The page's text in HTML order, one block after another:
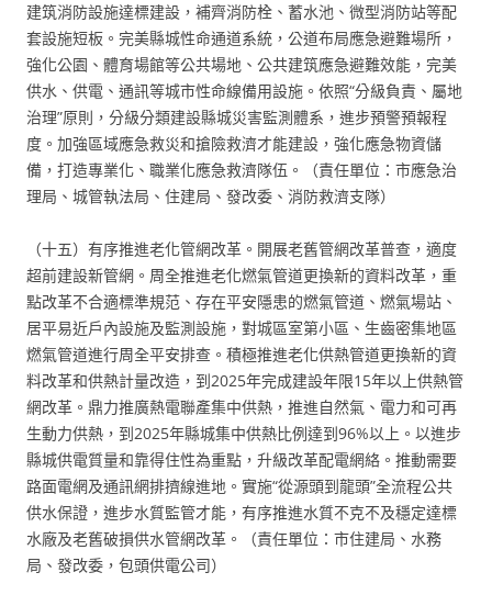
建筑消防設施達標建設，補齊消防栓、蓄水池、微型消防站等配
套設施短板。完美縣城性命通道系統，公道布局應急避難場所，
強化公園、體育場館等公共場地、公共建筑應急避難效能，完美
供水、供電、通訊等城市性命線備用設施。依照“分級負責、屬地
治理”原則，分級分類建設縣城災害監測體系，進步預警預報程
度。加強區域應急救災和搶險救濟才能建設，強化應急物資儲
備，打造專業化、職業化應急救濟隊伍。（責任單位：市應急治
理局、城管執法局、住建局、發改委、消防救濟支隊）
（十五）有序推進老化管網改革。開展老舊管網改革普查，適度
超前建設新管網。周全推進老化燃氣管道更換新的資料改革，重
點改革不合適標準規范、存在平安隱患的燃氣管道、燃氣場站、
居平易近戶內設施及監測設施，對城區室第小區、生齒密集地區
燃氣管道進行周全平安排查。積極推進老化供熱管道更換新的資
料改革和供熱計量改造，到2025年完成建設年限15年以上供熱管
網改革。鼎力推廣熱電聯產集中供熱，推進自然氣、電力和可再
生動力供熱，到2025年縣城集中供熱比例達到96%以上。以進步
縣城供電質量和靠得住性為重點，升級改革配電網絡。推動需要
路面電網及通訊網排擠線進地。實施“從源頭到龍頭”全流程公共
供水保證，進步水質監管才能，有序推進水質不克不及穩定達標
水廠及老舊破損供水管網改革。（責任單位：市住建局、水務
局、發改委，包頭供電公司）